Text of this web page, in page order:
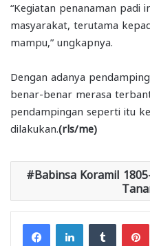
“Kegiatan penanaman padi
masyarakat, terutama
mampu,” ungkapnya.
Dengan adanya
benar-benar merasa
pendampingan seperti itu
dilakukan. (rls/me)
Babinsa Koramil
FacebookLinkedInTumblr